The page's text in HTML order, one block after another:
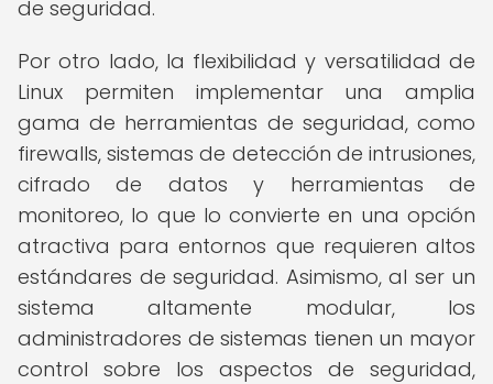
de seguridad.
Por otro lado, la flexibilidad y versatilidad de
Linux permiten implementar una amplia
gama de herramientas de seguridad, como
firewalls, sistemas de detección de intrusiones,
cifrado de datos y herramientas de
monitoreo, lo que lo convierte en una opción
atractiva para entornos que requieren altos
estándares de seguridad. Asimismo, al ser un
sistema altamente modular, los
administradores de sistemas tienen un mayor
control sobre los aspectos de seguridad,